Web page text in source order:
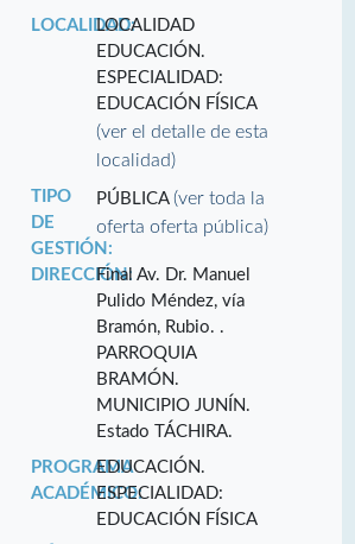
LOCALIDAD:LOCALIDAD
EDUCACIÓN.
ESPECIALIDAD:
EDUCACIÓN FÍSICA
(ver el detalle de esta
localidad)
TIPO
DE
GESTIÓN:
PÚBLICA(ver toda la
oferta oferta pública)
DIRECCIÓN:Final Av. Dr. Manuel
Pulido Méndez, vía
Bramón, Rubio. .
PARROQUIA
BRAMÓN.
MUNICIPIO JUNÍN.
Estado TÁCHIRA.
PROGRAMA
ACADÉMICO:
EDUCACIÓN.
ESPECIALIDAD:
EDUCACIÓN FÍSICA